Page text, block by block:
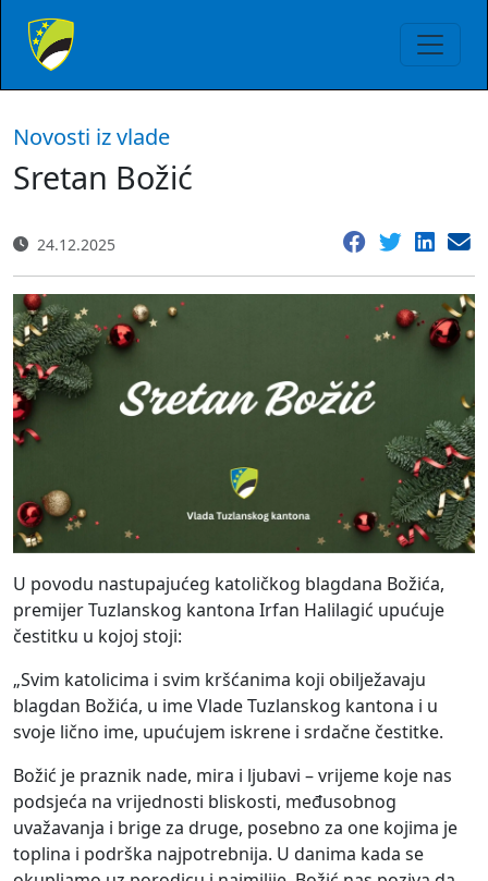
Novosti iz vlade
Sretan Božić
24.12.2025
U povodu nastupajućeg katoličkog blagdana Božića,
premijer Tuzlanskog kantona Irfan Halilagić upućuje
čestitku u kojoj stoji:
„Svim katolicima i svim kršćanima koji obilježavaju
blagdan Božića, u ime Vlade Tuzlanskog kantona i u
svoje lično ime, upućujem iskrene i srdačne čestitke.
Božić je praznik nade, mira i ljubavi – vrijeme koje nas
podsjeća na vrijednosti bliskosti, međusobnog
uvažavanja i brige za druge, posebno za one kojima je
toplina i podrška najpotrebnija. U danima kada se